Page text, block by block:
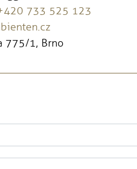
733 525 123
775/1, Brno